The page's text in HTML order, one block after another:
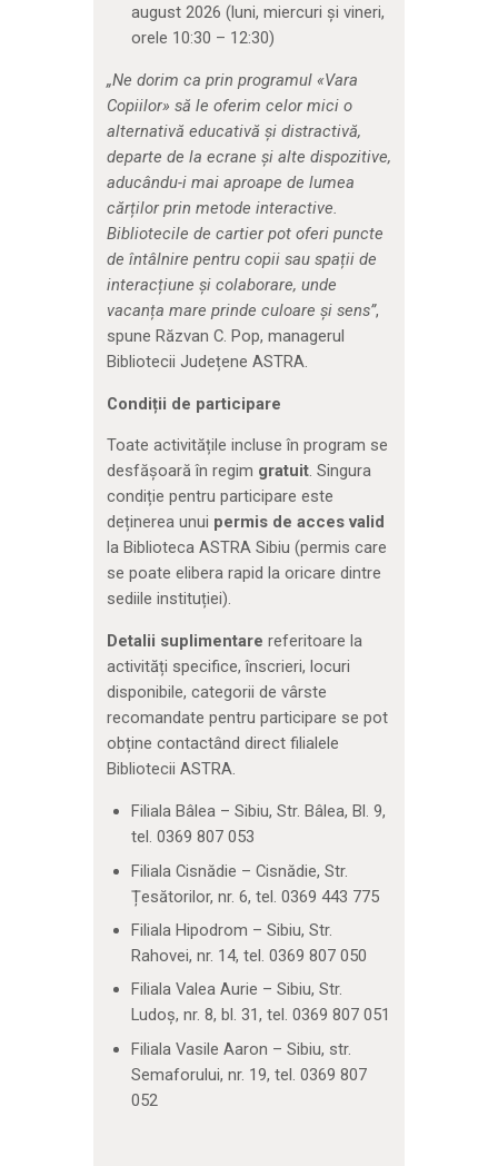
august 2026 (luni, miercuri și vineri,
orele 10:30 – 12:30)
„Ne dorim ca prin programul «Vara
Copiilor» să le oferim celor mici o
alternativă educativă și distractivă,
departe de la ecrane și alte dispozitive,
aducându-i mai aproape de lumea
cărților prin metode interactive.
Bibliotecile de cartier pot oferi puncte
de întâlnire pentru copii sau spații de
interacțiune și colaborare, unde
vacanța mare prinde culoare și sens”,
spune Răzvan C. Pop, managerul
Bibliotecii Județene ASTRA.
Condiții de participare
Toate activitățile incluse în program se
desfășoară în regim gratuit. Singura
condiție pentru participare este
deținerea unui permis de acces valid
la Biblioteca ASTRA Sibiu (permis care
se poate elibera rapid la oricare dintre
sediile instituției).
Detalii suplimentare referitoare la
activități specifice, înscrieri, locuri
disponibile, categorii de vârste
recomandate pentru participare se pot
obține contactând direct filialele
Bibliotecii ASTRA.
Filiala Bâlea – Sibiu, Str. Bâlea, Bl. 9,
tel. 0369 807 053
Filiala Cisnădie – Cisnădie, Str.
Țesătorilor, nr. 6, tel. 0369 443 775
Filiala Hipodrom – Sibiu, Str.
Rahovei, nr. 14, tel. 0369 807 050
Filiala Valea Aurie – Sibiu, Str.
Ludoș, nr. 8, bl. 31, tel. 0369 807 051
Filiala Vasile Aaron – Sibiu, str.
Semaforului, nr. 19, tel. 0369 807
052